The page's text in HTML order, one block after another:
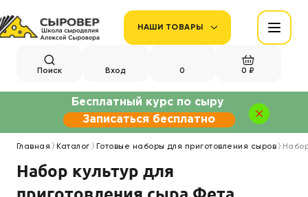
НАШИ ТОВАРЫ
Поиск Вход 0 0 ₽
Главная Каталог Готовые наборы для приготовления сыров
Набор культур для
Записаться бесплатно
Бесплатный курс по сыру